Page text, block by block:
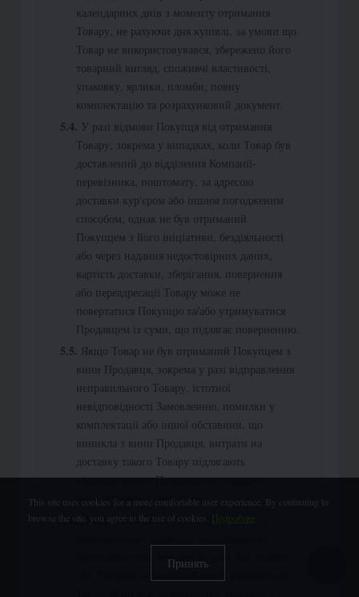
календарних днів з моменту отримання
Товару, не рахуючи дня купівлі, за умови що
Товар не використовувався, збережено його
товарний вигляд, споживчі властивості,
упаковку, ярлики, пломби, повну
комплектацію та розрахунковий документ.
У разі відмови Покупця від отримання
Товару, зокрема у випадках, коли Товар був
доставлений до відділення Компанії-
перевізника, поштомату, за адресою
доставки кур'єром або іншим погодженим
способом, однак не був отриманий
Покупцем з його ініціативи, бездіяльності
або через надання недостовірних даних,
вартість доставки, зберігання, повернення
або переадресації Товару може не
повертатися Покупцю та/або утримуватися
Продавцем із суми, що підлягає поверненню.
Якщо Товар не був отриманий Покупцем з
вини Продавця, зокрема у разі відправлення
неправильного Товару, істотної
невідповідності Замовленню, помилки у
комплектації або іншої обставини, що
виникла з вини Продавця, витрати на
доставку такого Товару підлягають
відшкодуванню Продавцем у порядку,
погодженому з Покупцем.
Повернення Товару неналежної якості
законодавством України та цим Договором.
Під Товаром неналежної якості розуміється
This site uses cookies for a more comfortable user experience. By continuing to
browse the site, you agree to the use of cookies.
Подробнее
Принять